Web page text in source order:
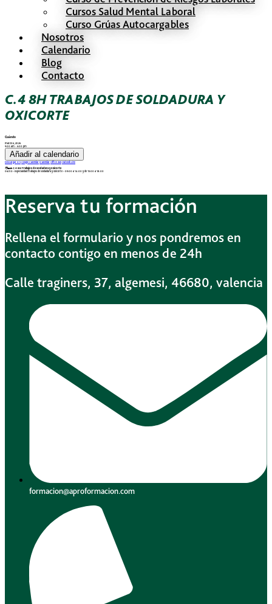
Cursos Salud Mental Laboral
Curso Grúas Autocargables
Nosotros
Calendario
Blog
Contacto
C.4 8H TRABAJOS DE SOLDADURA Y
OXICORTE
Cuándo
marzo 6, 2026
9:00 am - 6:00 pm
Añadir al calendario
Descargar ICS Google Calendar iCalendar Office 365 Outlook Live
🧑‍🏭🔥 C.4 8H Trabajos de soldadura y oxicorte
06/03 – Especialidad trabajos de soldadura y oxicorte – 09:00 a 14:00 y de 15:00 a 18:00
Reserva tu formación
Rellena el formulario y nos pondremos en
contacto contigo en menos de 24h
Calle traginers, 37, algemesi, 46680, valencia
formacion@aproformacion.com